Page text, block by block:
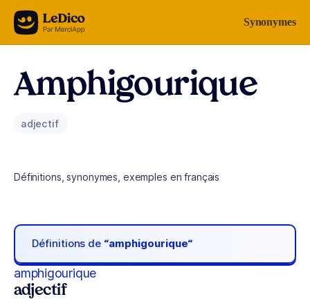
Aller au contenu Synonymes
Amphigourique
adjectif
Définitions, synonymes, exemples en français
Définitions de “amphigourique“
amphigourique
adjectif